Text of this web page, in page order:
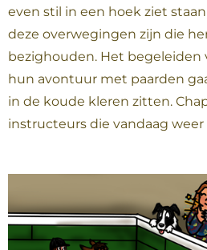
even stil in een hoek ziet
deze overwegingen zijn die
bezighouden. Het begeleiden
hun avontuur met paarden
in de koude kleren zitten.
instructeurs die vandaag weer